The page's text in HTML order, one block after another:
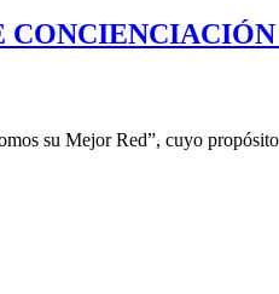
su Mejor Red”, cuyo